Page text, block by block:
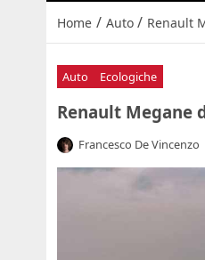
Home / Auto / Renault
Auto Ecologiche
Renault Megane
Francesco De Vincenzo